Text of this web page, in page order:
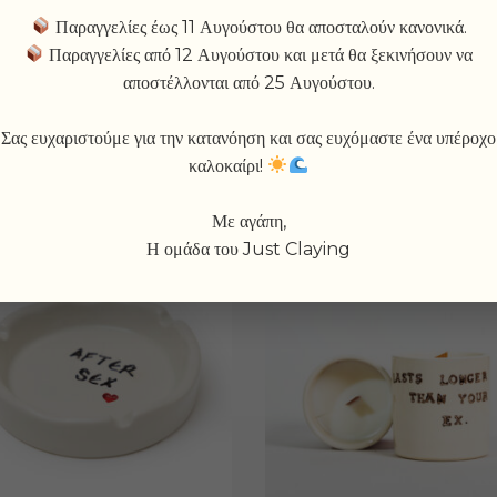
ADD TO
SOLD
Παραγγελίες έως 11 Αυγούστου θα αποσταλούν κανονικά.
Παραγγελίες από 12 Αυγούστου και μετά θα ξεκινήσουν να
αποστέλλονται από 25 Αυγούστου.
Σας ευχαριστούμε για την κατανόηση και σας ευχόμαστε ένα υπέροχο
καλοκαίρι!
Με αγάπη,
Η ομάδα του Just Claying